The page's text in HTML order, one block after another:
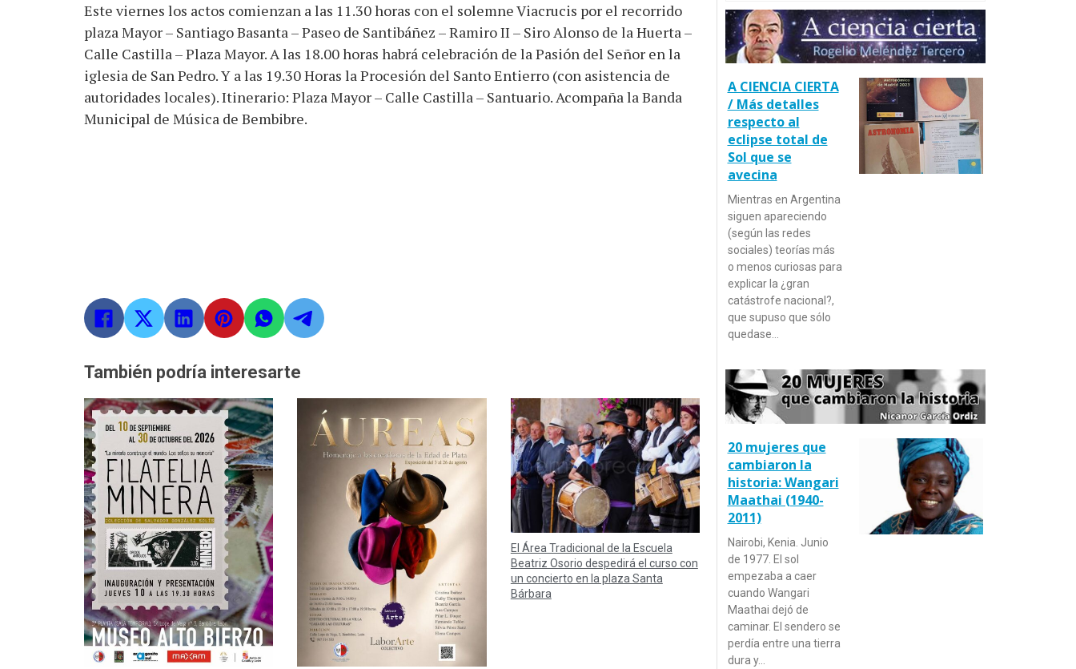
Este viernes los actos comienzan a las 11.30 horas con el solemne Viacrucis por el recorrido
plaza Mayor – Santiago Basanta – Paseo de Santibáñez – Ramiro II – Siro Alonso de la Huerta –
Calle Castilla – Plaza Mayor. A las 18.00 horas habrá celebración de la Pasión del Señor en la
iglesia de San Pedro. Y a las 19.30 Horas la Procesión del Santo Entierro (con asistencia de
autoridades locales). Itinerario: Plaza Mayor – Calle Castilla – Santuario. Acompaña la Banda
Municipal de Música de Bembibre.
También podría interesarte
El Área Tradicional de la Escuela
Beatriz Osorio despedirá el curso con
un concierto en la plaza Santa
Bárbara
A CIENCIA CIERTA
/ Más detalles
respecto al
eclipse total de
Sol que se
avecina
Mientras en Argentina
siguen apareciendo
(según las redes
sociales) teorías más
o menos curiosas para
explicar la ¿gran
catástrofe nacional?,
que supuso que sólo
quedase…
20 mujeres que
cambiaron la
historia: Wangari
Maathai (1940-
2011)
Nairobi, Kenia. Junio
de 1977. El sol
empezaba a caer
cuando Wangari
Maathai dejó de
caminar. El sendero se
perdía entre una tierra
dura y…